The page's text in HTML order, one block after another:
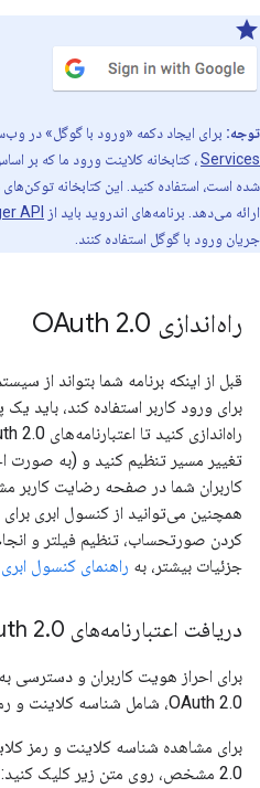
توجه: برای ایجاد دکمه «ورود با گوگل» در
Services
ارائه می‌دهد. برنامه‌های اندروید باید از API
جریان ورود با گوگل استفاده کنند.
راه‌اندازی OAuth 2 .0
برای ورود کاربر استفاده کند، باید یک
تغییر مسیر تنظیم کنید و (به صورت
کاربران شما در صفحه رضایت کاربر
همچنین می‌توانید از کنسول ابری
کردن صورتحساب، تنظیم فیلتر و
جزئیات بیشتر، به راهنمای کنسول
دریافت اعتبارنامه‌های OAuth 2 .0
OAuth 2.0، شامل شناسه کلاینت و رمز کلاینت، نیاز دارید.
2.0 مشخص، روی متن زیر کلیک کنید: